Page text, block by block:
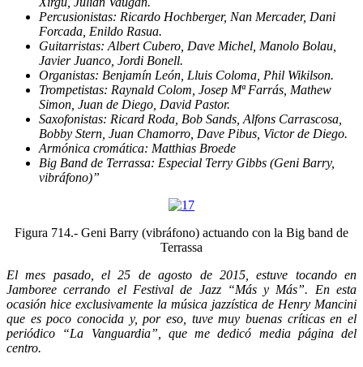
Percusionistas: Ricardo Hochberger, Nan Mercader, Dani
Forcada, Enildo Rasua.
Guitarristas: Albert Cubero, Dave Michel, Manolo Bolau,
Javier Juanco, Jordi Bonell.
Organistas: Benjamín León, Lluis Coloma, Phil Wikilson.
Trompetistas: Raynald Colom, Josep Mª Farrás, Mathew
Simon, Juan de Diego, David Pastor.
Saxofonistas: Ricard Roda, Bob Sands, Alfons Carrascosa,
Bobby Stern, Juan Chamorro, Dave Pibus, Victor de Diego.
Armónica cromática: Matthias Broede
Big Band de Terrassa: Especial Terry Gibbs (Geni Barry,
vibráfono)”
Figura 714.- Geni Barry (vibráfono) actuando con la Big band de
Terrassa
El mes pasado, el 25 de agosto de 2015, estuve tocando en
Jamboree cerrando el Festival de Jazz “Más y Más”. En esta
ocasión hice exclusivamente la música jazzística de Henry Mancini
que es poco conocida y, por eso, tuve muy buenas críticas en el
periódico “La Vanguardia”, que me dedicó media página del
centro.